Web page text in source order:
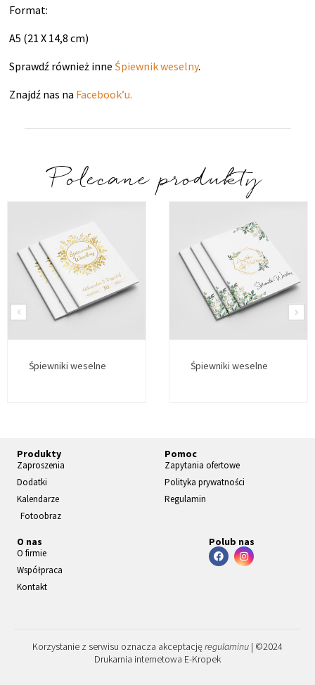
Format:
A5 (21 X 14,8 cm)
Sprawdź również inne Śpiewnik weselny.
Znajdź nas na Facebook’u.
Polecane produkty
Śpiewniki weselne Śpiewniki weselne
Produkty
Zaproszenia
Dodatki
Kalendarze
Fotoobraz
Pomoc
Zapytania ofertowe
Polityka prywatności
Regulamin
O nas
O firmie
Współpraca
Kontakt
Polub nas
Korzystanie z serwisu oznacza akceptacjęregulaminu | ©2024
Drukarnia internetowa E-Kropek